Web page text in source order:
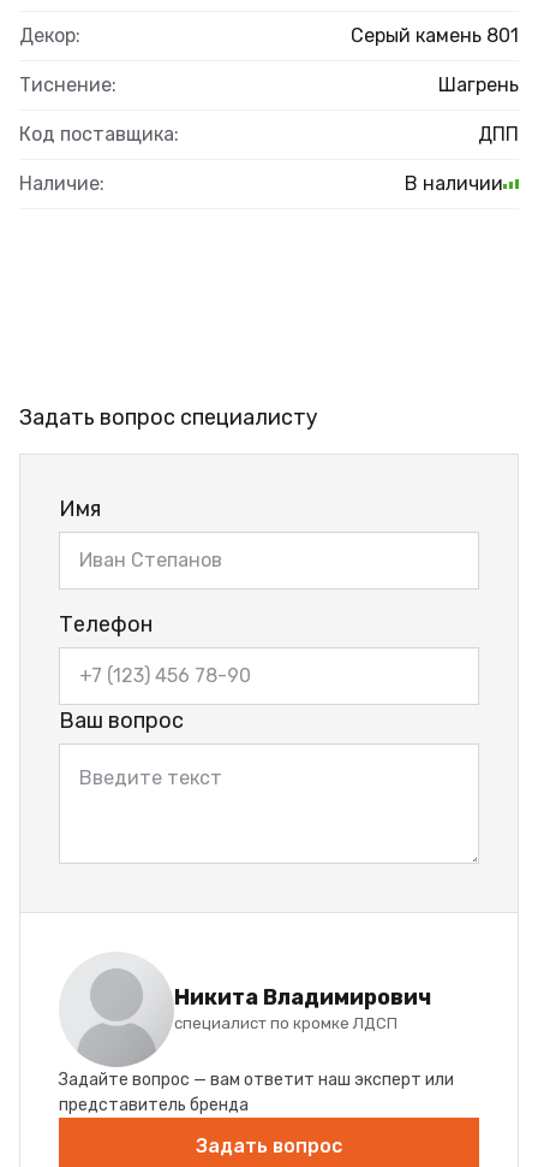
Декор: Серый камень 801
Тиснение: Шагрень
Код поставщика: ДПП
Наличие: В наличии
Задать вопрос специалисту
Имя
Телефон
Ваш вопрос
Никита Владимирович
специалист по кромке ЛДСП
Задайте вопрос — вам ответит наш эксперт или
представитель бренда
Задать вопрос